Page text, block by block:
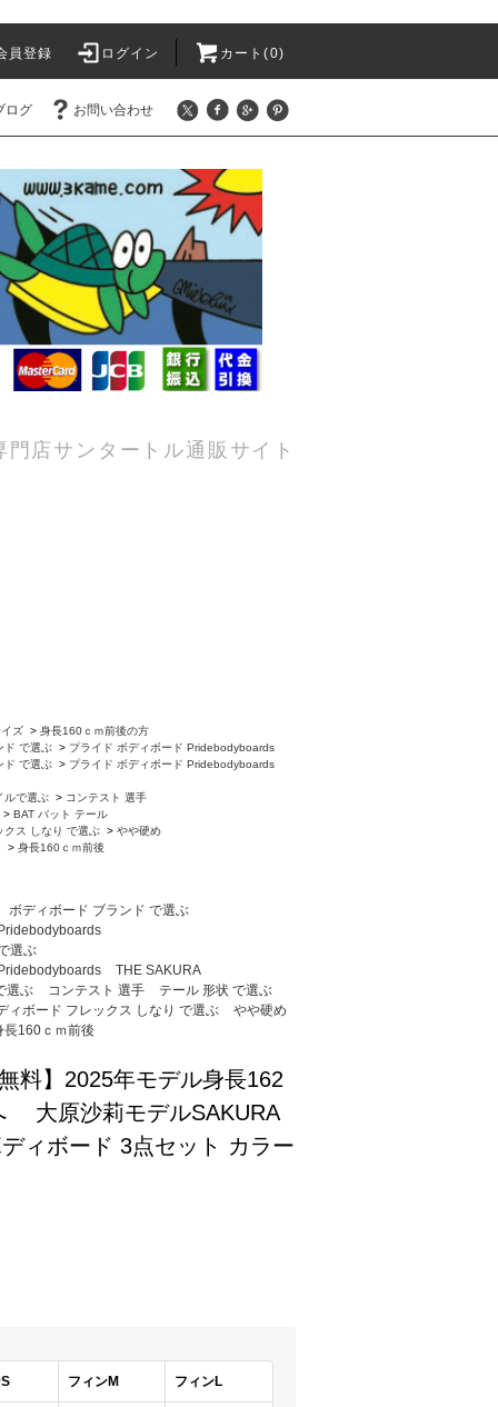
員登録 ログイン カート(0)
ログ お問い合わせ
門店サンタートル通販サイト
ズ > 身長160ｃｍ前後の方
ド で選ぶ > プライド ボディボード Pridebodyboards
ド で選ぶ > プライド ボディボード Pridebodyboards
ルで選ぶ > コンテスト 選手
> BAT バット テール
クス しなり で選ぶ > やや硬め
> 身長160ｃｍ前後
ボディボード ブランド で選ぶ
選ぶ
THE SAKURA
選ぶ
コンテスト 選手
テール 形状 で選ぶ
ィボード フレックス しなり で選ぶ
やや硬め
長160ｃｍ前後
料】2025年モデル身長162
大原沙莉モデルSAKURA
ィボード 3点セット カラー
フィンM フィンL